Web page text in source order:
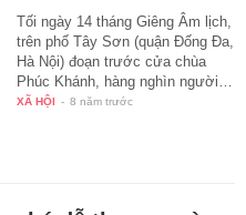
Tối ngày 14 tháng Giêng Âm lịch,
trên phố Tây Sơn (quận Đống Đa,
Hà Nội) đoạn trước cửa chùa
Phúc Khánh, hàng nghìn người…
XÃ HỘI - 8 năm trước